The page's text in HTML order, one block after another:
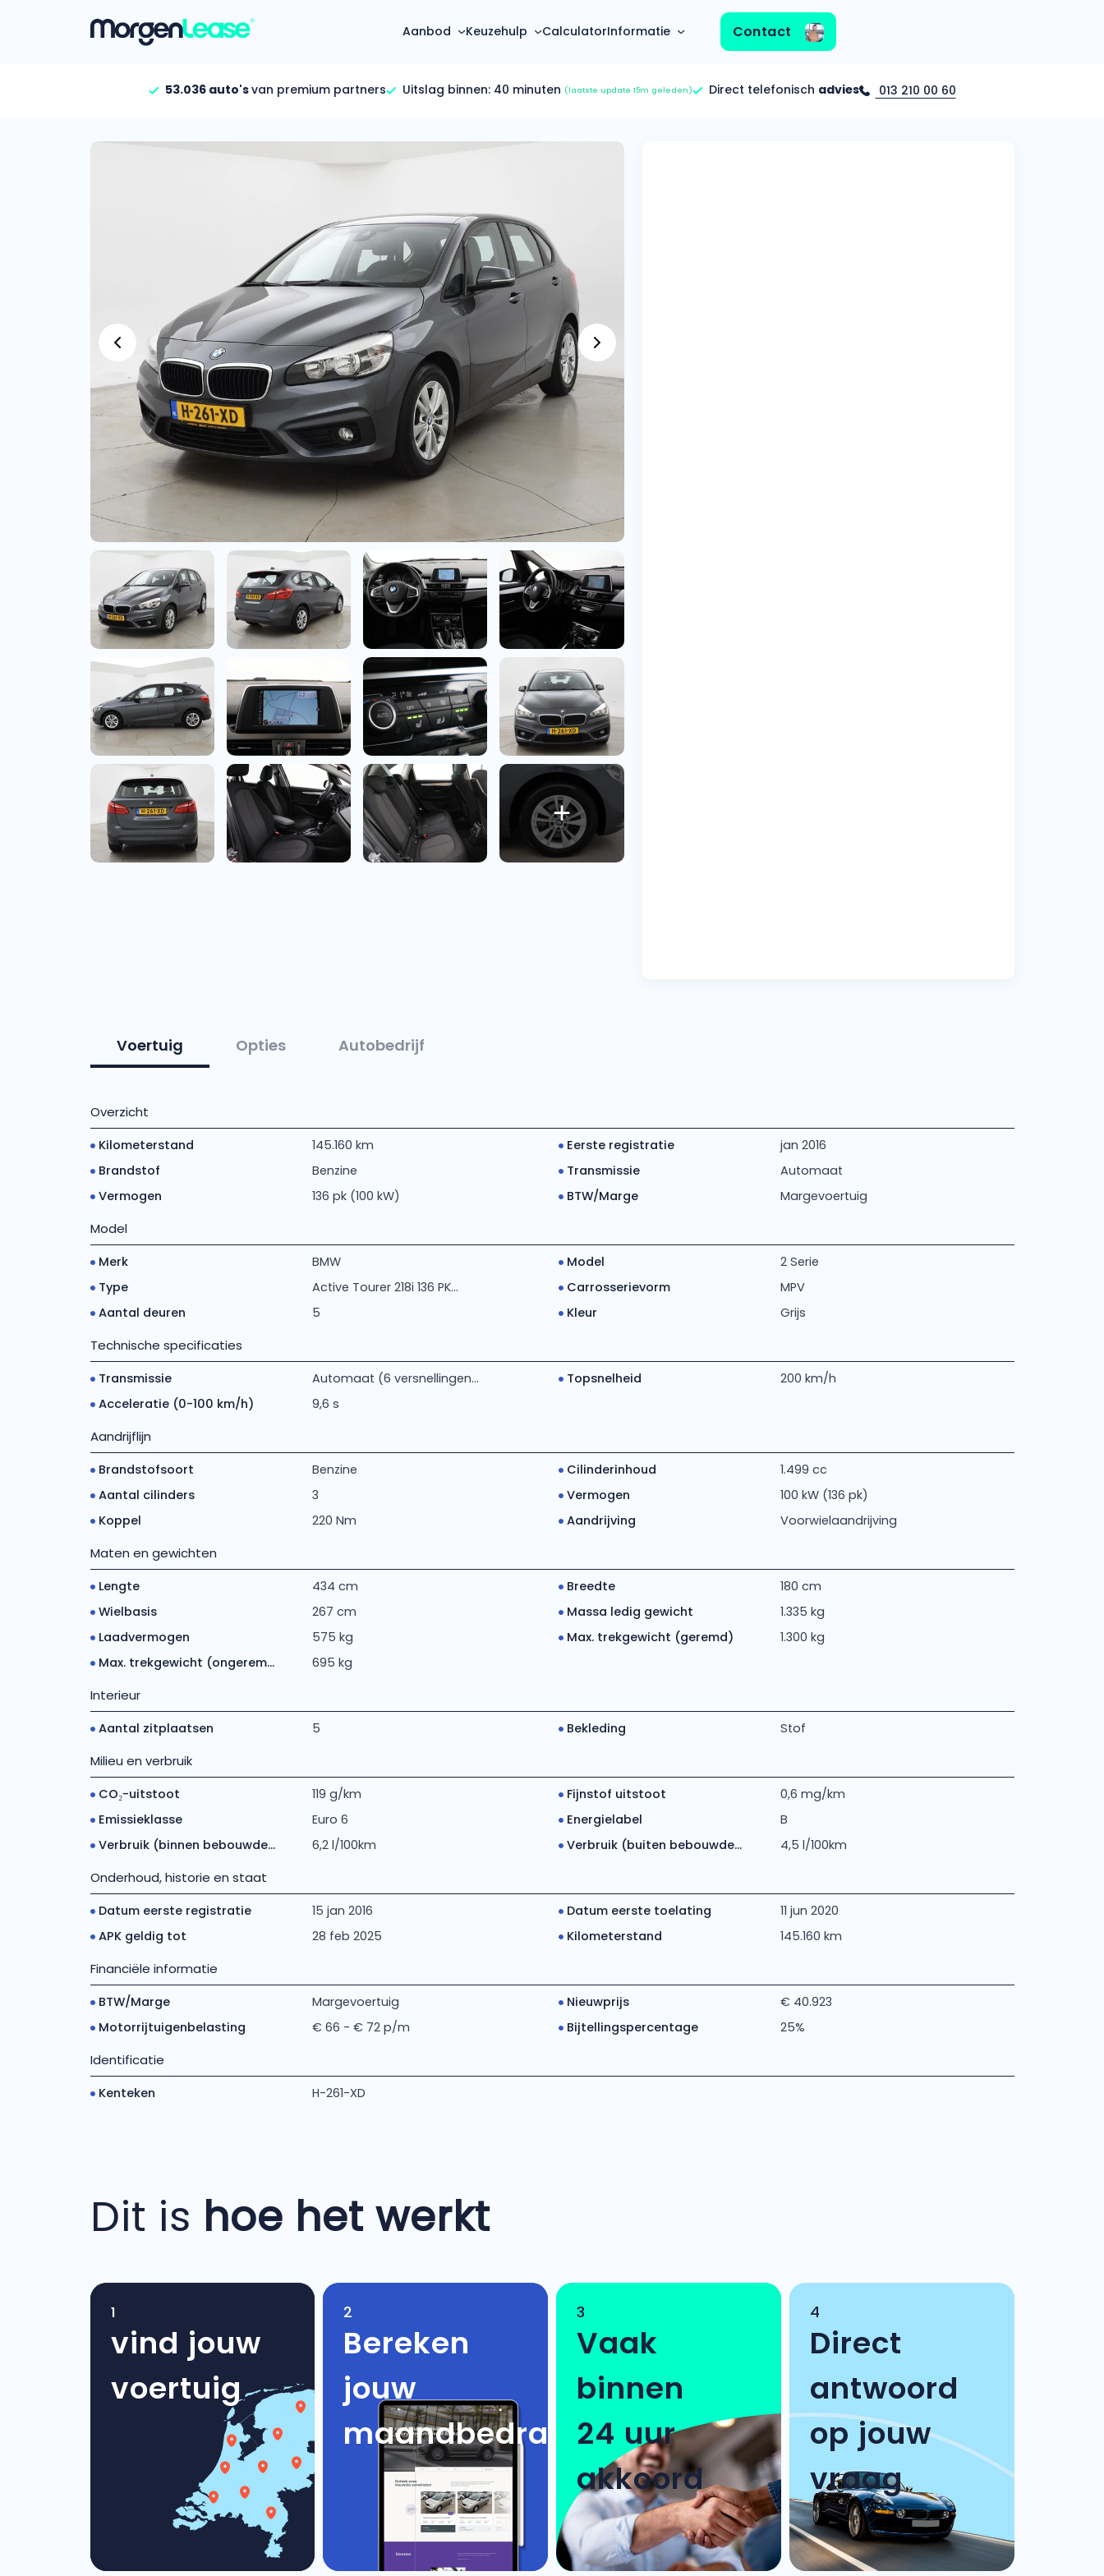
Aanbod
Bekijk volledig aanbod
Bekijk alle gezinsauto’s
Hele aanbod
Bekijk alle stadsauto’s
EV’s/Hybrides
Bekijk alle electrische auto’s
Bedrijfswagens
Bekijk alle bedrijfswagens
Budgetwagens
Bekijk alle budgetwagens
(4500+ auto's)
Volvo
(1000+ auto's)
Audi
BMW
(2000+ auto's)
Keuzehulp
Maandbedrag berekenen
Offerte vergelijken
Wij geven jou een betere deal
CalculatorInformatie
Particulier
Vragen over particulier
Jouw aanvraag
Vragen over jouw aanvraag
Leasevormen
Contact
53.036 auto'svan premium partners Uitslag binnen: 40 minuten (laatste update 15m geleden) Direct telefonisch advies 013 210 00 60
Voertuig Opties Autobedrijf
Overzicht
Kilometerstand 145.160 km Eerste registratie
jan 2016
Brandstof
Benzine Transmissie
Automaat
Vermogen
136 pk (100 kW) BTW/Marge Margevoertuig
Model
Merk BMW Model
2 Serie
Type
Active Tourer 218i 136 PK... Carrosserievorm
MPV
Aantal deuren
5 Kleur Grijs
Technische specificaties
Transmissie Automaat (6 versnellingen... Topsnelheid
200 km/h
Acceleratie (0-100 km/h)
9,6 s
Aandrijflijn
Brandstofsoort Benzine Cilinderinhoud
1.499 cc
Aantal cilinders
3 Vermogen
100 kW (136 pk)
Koppel
220 Nm Aandrijving Voorwielaandrijving
Maten en gewichten
Lengte 434 cm Breedte
180 cm
Wielbasis
267 cm Massa ledig gewicht
1.335 kg
Laadvermogen
575 kg Max. trekgewicht (geremd)
1.300 kg
Max. trekgewicht (ongerem...
695 kg
Interieur
Aantal zitplaatsen 5 Bekleding Stof
Milieu en verbruik
CO₂-uitstoot 119 g/km Fijnstof uitstoot
0,6 mg/km
Emissieklasse
Euro 6 Energielabel
B
Verbruik (binnen bebouwde...
6,2 l/100km Verbruik (buiten bebouwde... 4,5 l/100km
Onderhoud, historie en staat
Datum eerste registratie 15 jan 2016 Datum eerste toelating
11 jun 2020
APK geldig tot
28 feb 2025 Kilometerstand 145.160 km
Financiële informatie
BTW/Marge Margevoertuig Nieuwprijs
€ 40.923
Motorrijtuigenbelasting
€ 66 - € 72 p/m Bijtellingspercentage 25%
Identificatie
Kenteken H-261-XD
Dit is hoe het werkt
1
vind jouw
voertuig
2
Bereken
jouw
maandbedrag
3
Vaak
binnen
24 uur
akkoord
4
Direct
antwoord
op jouw
vraag